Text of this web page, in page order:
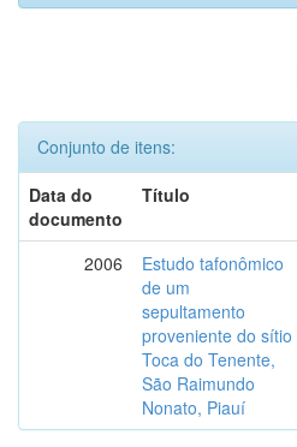
Conjunto de itens:
Data do
documento
Título
2006
Estudo tafonômico
de um
sepultamento
proveniente do sítio
Toca do Tenente,
São Raimundo
Nonato, Piauí